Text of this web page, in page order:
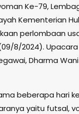
Ke-79,
Kementerian
perlombaan
8/2024).
Dharma
beberapa hari
yaitu futsal,